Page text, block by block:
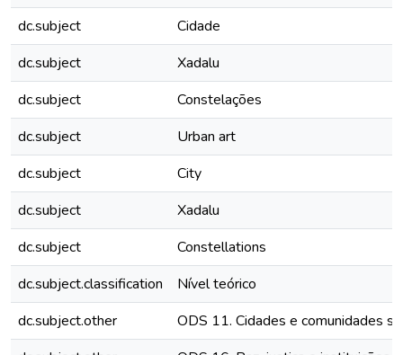
dc.subject
Cidade
dc.subject
Xadalu
dc.subject
Constelações
dc.subject
Urban art
dc.subject
City
dc.subject
Xadalu
dc.subject
Constellations
dc.subject.classification
Nível teórico
dc.subject.other
ODS 11. Cidades e comunidades